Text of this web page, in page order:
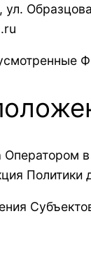
Политики